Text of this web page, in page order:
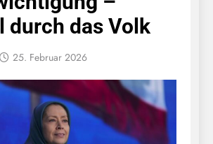
durch das Volk
25. Februar 2026